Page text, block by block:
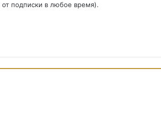
от подписки в любое время).